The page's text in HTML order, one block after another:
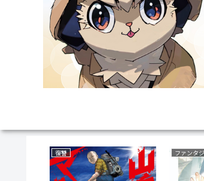
恋愛 育児・子